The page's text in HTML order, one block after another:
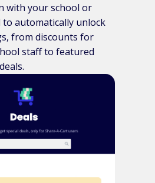
with your school or
automatically unlock
from discounts for
staff to featured